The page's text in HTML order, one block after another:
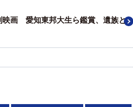
画 愛知東邦大生ら鑑賞、遺族と